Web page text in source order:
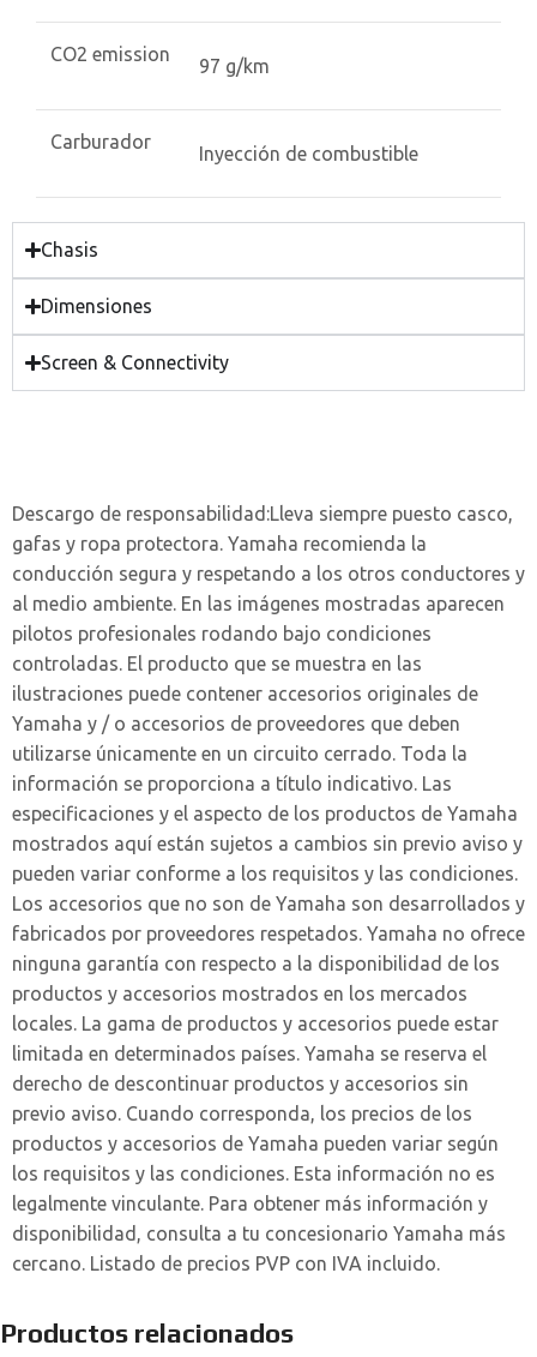
CO2 emission
97 g/km
Carburador
Inyección de combustible
Chasis
Dimensiones
Screen & Connectivity
Descargo de responsabilidad:Lleva siempre puesto casco,
gafas y ropa protectora. Yamaha recomienda la
conducción segura y respetando a los otros conductores y
al medio ambiente. En las imágenes mostradas aparecen
pilotos profesionales rodando bajo condiciones
controladas. El producto que se muestra en las
ilustraciones puede contener accesorios originales de
Yamaha y / o accesorios de proveedores que deben
utilizarse únicamente en un circuito cerrado. Toda la
información se proporciona a título indicativo. Las
especificaciones y el aspecto de los productos de Yamaha
mostrados aquí están sujetos a cambios sin previo aviso y
pueden variar conforme a los requisitos y las condiciones.
Los accesorios que no son de Yamaha son desarrollados y
fabricados por proveedores respetados. Yamaha no ofrece
ninguna garantía con respecto a la disponibilidad de los
productos y accesorios mostrados en los mercados
locales. La gama de productos y accesorios puede estar
limitada en determinados países. Yamaha se reserva el
derecho de descontinuar productos y accesorios sin
previo aviso. Cuando corresponda, los precios de los
productos y accesorios de Yamaha pueden variar según
los requisitos y las condiciones. Esta información no es
legalmente vinculante. Para obtener más información y
disponibilidad, consulta a tu concesionario Yamaha más
cercano. Listado de precios PVP con IVA incluido.
Productos relacionados